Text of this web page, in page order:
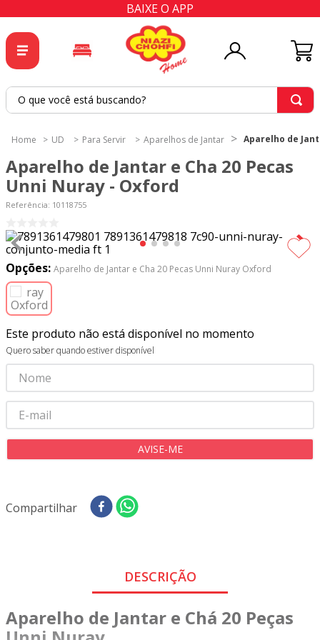
BAIXE O APP
O que você está buscando?
UD Para Servir Aparelhos de Jantar Aparelho de
Aparelho de Jantar e Cha 20 Pecas
Unni Nuray - Oxford
Referência: 10118755
Opções: Aparelho de Jantar e Cha 20 Pecas Unni Nuray Oxford
Este produto não está disponível no momento
Quero saber quando estiver disponível
Compartilhar
DESCRIÇÃO
Aparelho de Jantar e Chá 20 Peças
2º
tapete
cortina
5º
tecido percal
6º
tecido tricoline
7º
percal
9º
tecido oxford
10º toalha mesa